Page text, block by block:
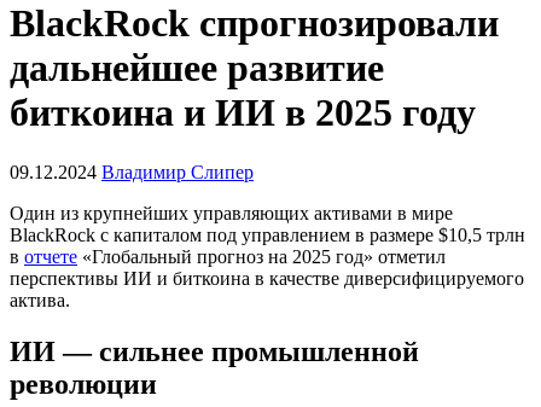
BlackRock спрогнозировали
дальнейшее развитие
биткоина и ИИ в 2025 году
09.12.2024 Владимир Слипер
Один из крупнейших управляющих активами в мире
BlackRock с капиталом под управлением в размере $10,5 трлн
в отчете «Глобальный прогноз на 2025 год» отметил
перспективы ИИ и биткоина в качестве диверсифицируемого
актива.
ИИ — сильнее промышленной
революции